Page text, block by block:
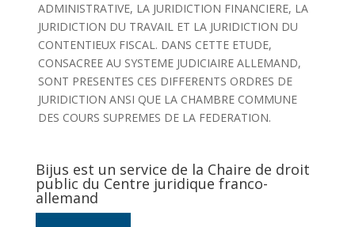
ADMINISTRATIVE, LA JURIDICTION FINANCIERE, LA
JURIDICTION DU TRAVAIL ET LA JURIDICTION DU
CONTENTIEUX FISCAL. DANS CETTE ETUDE,
CONSACREE AU SYSTEME JUDICIAIRE ALLEMAND,
SONT PRESENTES CES DIFFERENTS ORDRES DE
JURIDICTION ANSI QUE LA CHAMBRE COMMUNE
DES COURS SUPREMES DE LA FEDERATION.
Bijus est un service de la Chaire de droit
public du Centre juridique franco-
allemand